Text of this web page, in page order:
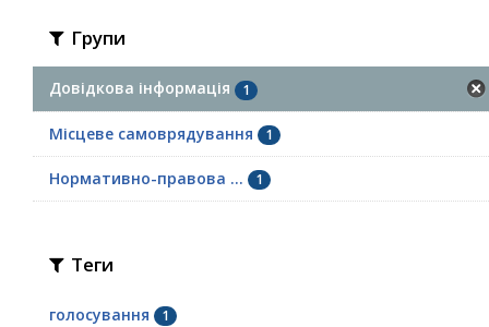
Групи
Довідкова інформація 1
Місцеве самоврядування 1
Нормативно-правова ... 1
Теги
голосування 1